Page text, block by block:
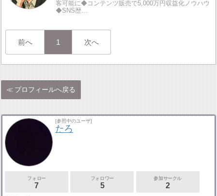
客可能に◆コンテンツ販売で5,000万円収益化ノウハウ
◆SNS歴…
前へ 1 次へ
プロフィールへ戻る
[参照中のユーザ]
たろ
フォロー
7
フォロワー
5
参加サークル
2